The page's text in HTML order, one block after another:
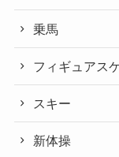
乗馬
フィギュアス
スキー
新体操